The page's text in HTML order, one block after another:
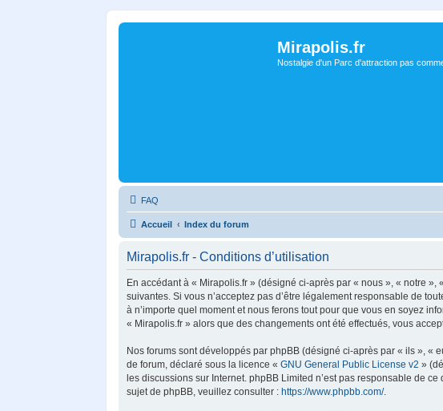
Mirapolis.fr
Nostalgie d'un Parc d'attraction pas
FAQ
Accueil Index du forum
Mirapolis.fr - Conditions d’utilisation
En accédant à « Mirapolis.fr » (désigné ci-après par « nous », « notre
suivantes. Si vous n’acceptez pas d’être légalement responsable de
à n’importe quel moment et nous ferons tout pour que vous en soyez
« Mirapolis.fr » alors que des changements ont été effectués, vous
Nos forums sont développés par phpBB (désigné ci-après par « ils », «
de forum, déclaré sous la licence « GNU General Public License v2 »
les discussions sur Internet. phpBB Limited n’est pas responsable de
sujet de phpBB, veuillez consulter : https://www.phpbb.com/.